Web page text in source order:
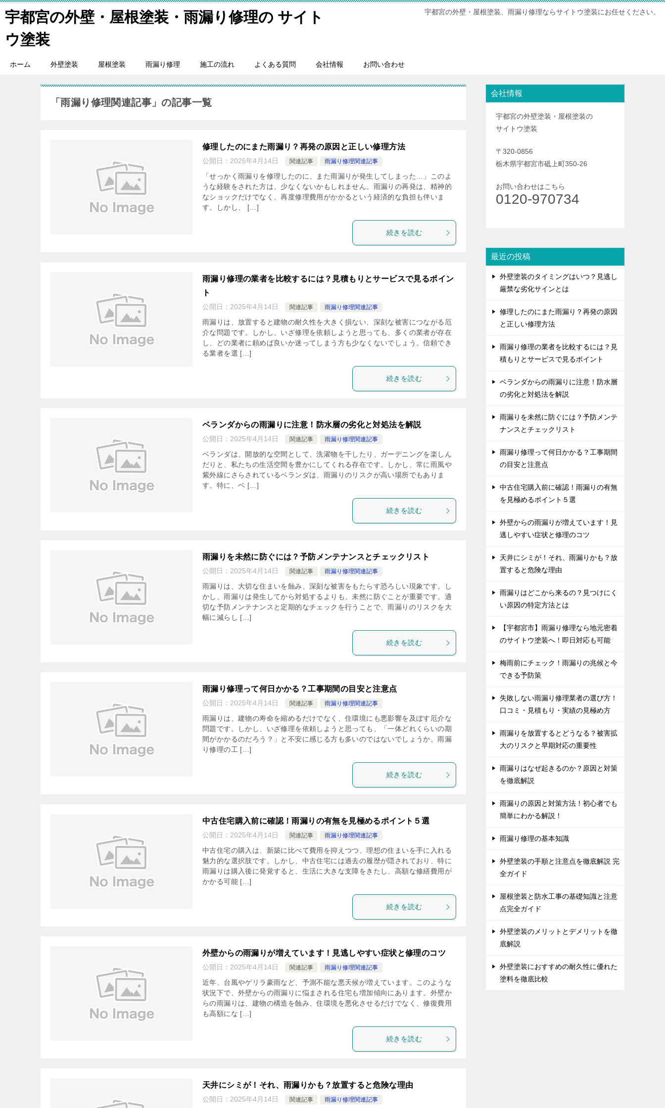
宇都宮の外壁・屋根塗装・雨漏り修理の サイト
ウ塗装
宇都宮の外壁・屋根塗装、雨漏り修理ならサイトウ塗装にお任せください。
ホーム 外壁塗装 屋根塗装 雨漏り修理 施工の流れ よくある質問 会社情報 お問い合わせ
「雨漏り修理関連記事」の記事一覧
修理したのにまた雨漏り？再発の原因と正しい修理方法
公開日： 2025年4月14日 関連記事 雨漏り修理関連記事
「せっかく雨漏りを修理したのに、また雨漏りが発生してしまった…」このよ
うな経験をされた方は、少なくないかもしれません。雨漏りの再発は、精神的
なショックだけでなく、再度修理費用がかかるという経済的な負担も伴いま
す。しかし、 […]
続きを読む
雨漏り修理の業者を比較するには？見積もりとサービスで見るポイン
ト
公開日： 2025年4月14日 関連記事 雨漏り修理関連記事
雨漏りは、放置すると建物の耐久性を大きく損ない、深刻な被害につながる厄
介な問題です。しかし、いざ修理を依頼しようと思っても、多くの業者が存在
し、どの業者に頼めば良いか迷ってしまう方も少なくないでしょう。信頼でき
る業者を選 […]
続きを読む
ベランダからの雨漏りに注意！防水層の劣化と対処法を解説
公開日： 2025年4月14日 関連記事 雨漏り修理関連記事
ベランダは、開放的な空間として、洗濯物を干したり、ガーデニングを楽しん
だりと、私たちの生活空間を豊かにしてくれる存在です。しかし、常に雨風や
紫外線にさらされているベランダは、雨漏りのリスクが高い場所でもありま
す。特に、ベ […]
続きを読む
雨漏りを未然に防ぐには？予防メンテナンスとチェックリスト
公開日： 2025年4月14日 関連記事 雨漏り修理関連記事
雨漏りは、大切な住まいを蝕み、深刻な被害をもたらす恐ろしい現象です。し
かし、雨漏りは発生してから対処するよりも、未然に防ぐことが重要です。適
切な予防メンテナンスと定期的なチェックを行うことで、雨漏りのリスクを大
幅に減らし […]
続きを読む
雨漏り修理って何日かかる？工事期間の目安と注意点
公開日： 2025年4月14日 関連記事 雨漏り修理関連記事
雨漏りは、建物の寿命を縮めるだけでなく、住環境にも悪影響を及ぼす厄介な
問題です。しかし、いざ修理を依頼しようと思っても、「一体どれくらいの期
間がかかるのだろう？」と不安に感じる方も多いのではないでしょうか。雨漏
り修理の工 […]
続きを読む
中古住宅購入前に確認！雨漏りの有無を見極めるポイント５選
公開日： 2025年4月14日 関連記事 雨漏り修理関連記事
中古住宅の購入は、新築に比べて費用を抑えつつ、理想の住まいを手に入れる
魅力的な選択肢です。しかし、中古住宅には過去の履歴が隠されており、特に
雨漏りは購入後に発覚すると、生活に大きな支障をきたし、高額な修繕費用が
かかる可能 […]
続きを読む
外壁からの雨漏りが増えています！見逃しやすい症状と修理のコツ
公開日： 2025年4月14日 関連記事 雨漏り修理関連記事
近年、台風やゲリラ豪雨など、予測不能な悪天候が増えています。このような
状況下で、外壁からの雨漏りに悩まされる住宅も増加傾向にあります。外壁か
らの雨漏りは、建物の構造を蝕み、住環境を悪化させるだけでなく、修復費用
も高額にな […]
続きを読む
天井にシミが！それ、雨漏りかも？放置すると危険な理由
公開日： 2025年4月14日 関連記事 雨漏り修理関連記事
会社情報
宇都宮の外壁塗装・屋根塗装の
サイトウ塗装
〒320-0856
栃木県宇都宮市砥上町350-26
お問い合わせはこちら
0120-970734
最近の投稿
外壁塗装のタイミングはいつ？見逃し
厳禁な劣化サインとは
修理したのにまた雨漏り？再発の原因
と正しい修理方法
雨漏り修理の業者を比較するには？見
積もりとサービスで見るポイント
ベランダからの雨漏りに注意！防水層
の劣化と対処法を解説
雨漏りを未然に防ぐには？予防メンテ
ナンスとチェックリスト
雨漏り修理って何日かかる？工事期間
の目安と注意点
中古住宅購入前に確認！雨漏りの有無
を見極めるポイント５選
外壁からの雨漏りが増えています！見
逃しやすい症状と修理のコツ
天井にシミが！それ、雨漏りかも？放
置すると危険な理由
雨漏りはどこから来るの？見つけにく
い原因の特定方法とは
【宇都宮市】雨漏り修理なら地元密着
のサイトウ塗装へ！即日対応も可能
梅雨前にチェック！雨漏りの兆候と今
できる予防策
失敗しない雨漏り修理業者の選び方！
口コミ・見積もり・実績の見極め方
雨漏りを放置するとどうなる？被害拡
大のリスクと早期対応の重要性
雨漏りはなぜ起きるのか？原因と対策
を徹底解説
雨漏りの原因と対策方法！初心者でも
簡単にわかる解説！
雨漏り修理の基本知識
外壁塗装の手順と注意点を徹底解説 完
全ガイド
屋根塗装と防水工事の基礎知識と注意
点完全ガイド
外壁塗装のメリットとデメリットを徹
底解説
外壁塗装におすすめの耐久性に優れた
塗料を徹底比較